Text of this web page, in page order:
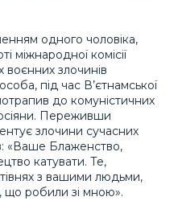
одного чоловіка,
міжнародної комісії
воєнних злочинів
під час В’єтнамської
до комуністичних
Переживши
злочини сучасних
«Ваше Блаженство,
катувати. Те,
з вашими людьми,
що робили зі мною».